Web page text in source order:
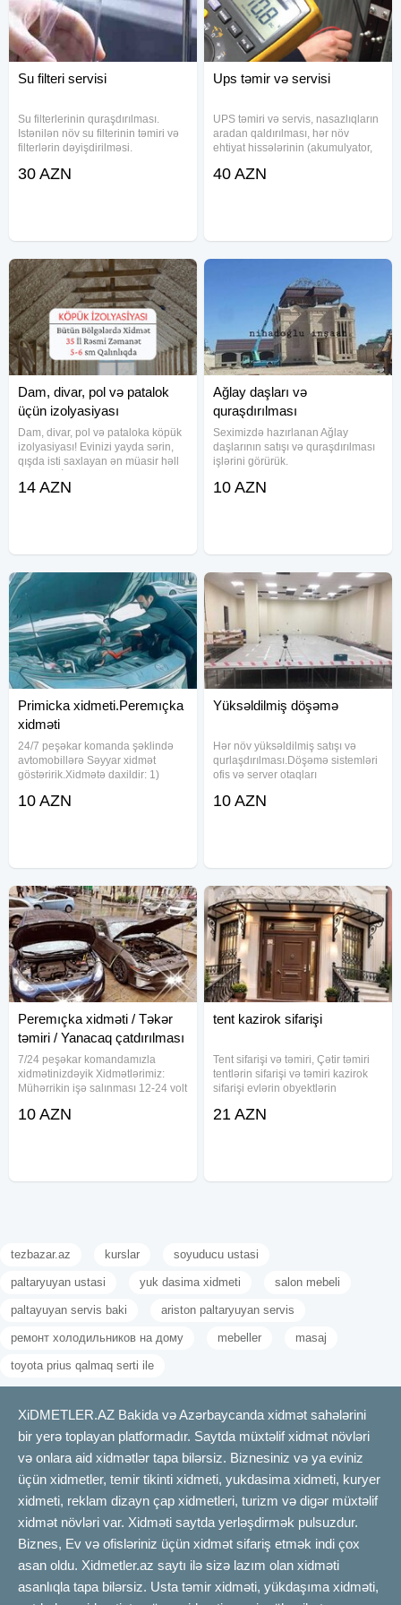
Su filteri servisi
Su filterlerinin quraşdırılması.
Istənilən növ su filterinin təmiri və
filterlərin dəyişdirilməsi.
aradan qaldırılması. Membran
30 AZN
Ups təmir və servisi
UPS təmiri və servis, nasazlıqların
aradan qaldırılması, hər növ
ehtiyat hissələrinin (akumulyator,
və s.) dəyişilməsi. UPS lərə xidmət
40 AZN
Dam, divar, pol və patalok
üçün izolyasiyası
Dam, divar, pol və pataloka köpük
izolyasiyası! Evinizi yayda sərin,
qışda isti saxlayan ən müasir həll
pulunuza qənaət Rütubətə və küfə
14 AZN
Ağlay daşları və
quraşdırılması
Seximizdə hazırlanan Ağlay
daşlarının satışı və quraşdırılması
işlərini görürük.
10 AZN
Primicka xidmeti.Peremıçka
xidməti
24/7 peşəkar komanda şəklində
avtomobillərə Səyyar xidmət
göstəririk.Xidmətə daxildir: 1)
naqillərlə və ya aparatla işə
10 AZN
Yüksəldilmiş döşəmə
Hər növ yüksəldilmiş satışı və
qurlaşdırılması.Döşəmə sistemləri
ofis və server otaqları
istehsalıdır.Həmçinin kovralitlərin
10 AZN
Peremıçka xidməti / Təkər
təmiri / Yanacaq çatdırılması
7/24 peşəkar komandamızla
xidmətinizdəyik Xidmətlərimiz:
Mühərrikin işə salınması 12-24 volt
diaqnostikası Çöl şəraitində
10 AZN
tent kazirok sifarişi
Tent sifarişi və təmiri, Çətir təmiri
tentlərin sifarişi və təmiri kazirok
sifarişi evlərin obyektlərin
pikaplar üçün tentlerin tikilmesi
21 AZN
tezbazar.az kurslar soyuducu ustasi
paltaryuyan ustasi yuk dasima xidmeti salon mebeli
paltayuyan servis baki ariston paltaryuyan servis
ремонт холодильников на дому mebeller masaj
toyota prius qalmaq serti ile
XiDMETLER.AZ Bakida və Azərbaycanda xidmət sahələrini
bir yerə toplayan platformadır. Saytda müxtəlif xidmət növləri
və onlara aid xidmətlər tapa bilərsiz. Biznesiniz və ya eviniz
üçün xidmetler, temir tikinti xidmeti, yukdasima xidmeti, kuryer
xidmeti, reklam dizayn çap xidmetleri, turizm və digər müxtəlif
xidmət növləri var. Xidməti saytda yerləşdirmək pulsuzdur.
Biznes, Ev və ofisləriniz üçün xidmət sifariş etmək indi çox
asan oldu. Xidmetler.az saytı ilə sizə lazım olan xidməti
asanlıqla tapa bilərsiz. Usta təmir xidməti, yükdaşıma xidməti,